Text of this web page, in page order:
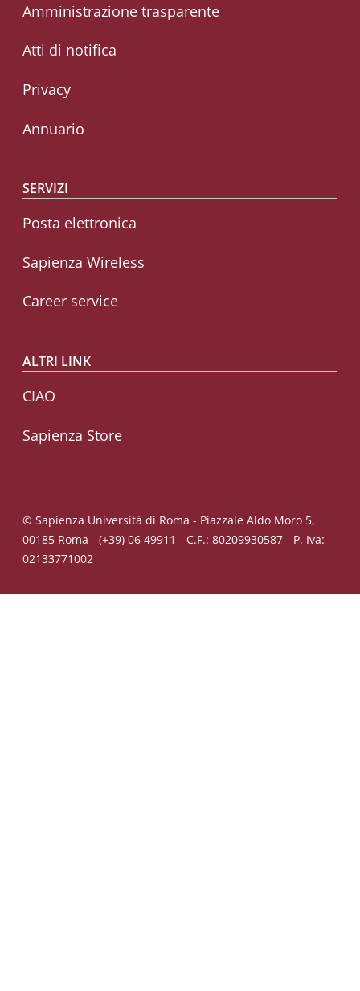
Amministrazione trasparente
Atti di notifica
Privacy
Annuario
SERVIZI
Posta elettronica
Sapienza Wireless
Career service
ALTRI LINK
CIAO
Sapienza Store
© Sapienza Università di Roma - Piazzale Aldo Moro 5,
00185 Roma - (+39) 06 49911 - C.F.: 80209930587 - P. Iva:
02133771002